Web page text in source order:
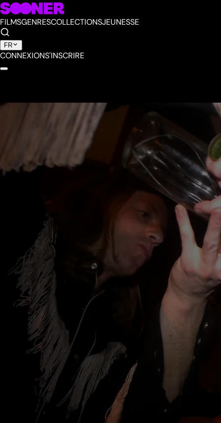
FILMSGENRESCOLLECTIONSJEUNESSE
FR
CONNEXIONS'INSCRIRE